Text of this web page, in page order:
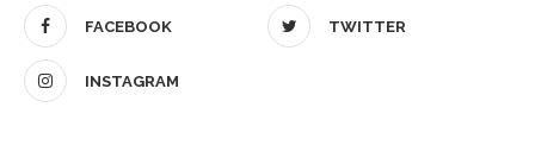
FACEBOOK TWITTER
INSTAGRAM